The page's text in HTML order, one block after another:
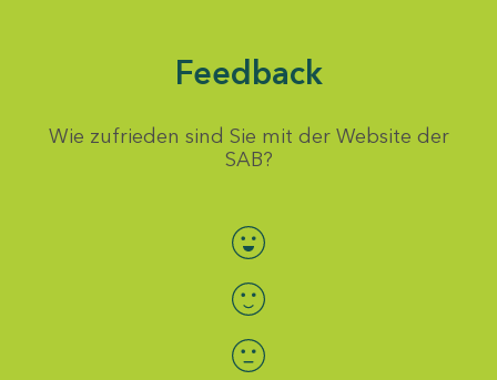
Feedback
Wie zufrieden sind Sie mit der Website der
SAB?
Bewertung auswählen